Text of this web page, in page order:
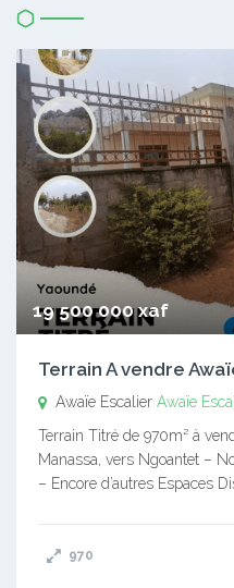
19 500 000 xaf
Terrain A vendre
Awaïe Escalier Awaïe
Terrain Titré de 970m² à
Manassa, vers Ngoantet –
– Encore d’autres Espaces
970